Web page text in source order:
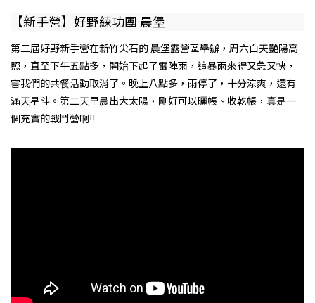
【新手營】好野練功團 晨堡
第二屆好野新手營在新竹尖石的 晨堡露營區舉辦，周六白天艷陽高
照，直至下午五點多，開始下起了雷陣雨，這暴雨來得又急又快，
害我們的共餐活動取消了。晚上八點多，雨停了，十分涼爽，還有
滿天星斗。第二天早晨出大太陽，剛好可以曬帳、收乾帳，真是一
個充實的戰鬥營啊!!